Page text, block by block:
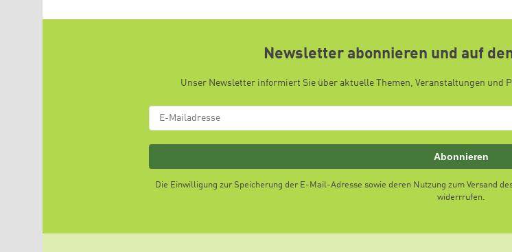
Newsletter abonnieren und auf
Unser Newsletter informiert Sie über aktuelle Themen, Veranstaltungen
Abonnieren
Die Einwilligung zur Speicherung der E-Mail-Adresse sowie deren Nutzung zum Versand
widerrrufen.